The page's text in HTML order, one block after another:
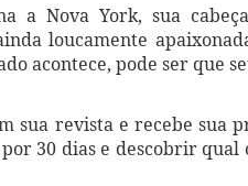
a Nova York, sua
loucamente
acontece, pode ser que
sua revista e recebe sua
30 dias e descobrir qual